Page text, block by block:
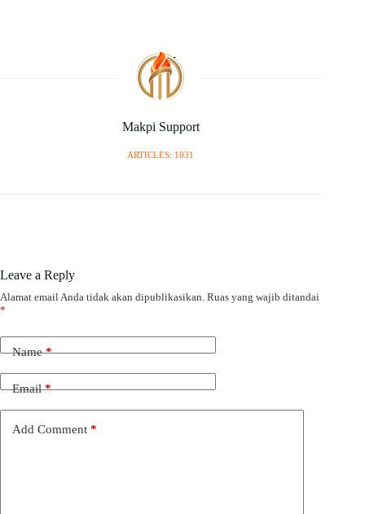
Makpi Support
ARTICLES: 1031
Leave a Reply
Alamat email Anda tidak akan dipublikasikan. Ruas yang wajib ditandai
*
Name*
Email*
Add Comment *